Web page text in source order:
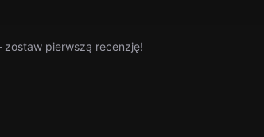
zostaw pierwszą recenzję!